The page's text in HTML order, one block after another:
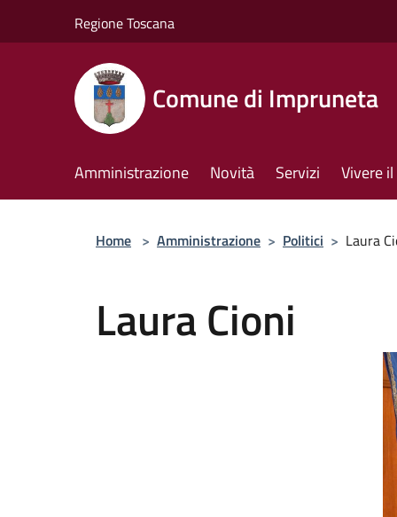
Regione Toscana
Comune di Impruneta
Amministrazione Novità Servizi Vivere
Home > Amministrazione > Politici > Laura
Laura Cioni